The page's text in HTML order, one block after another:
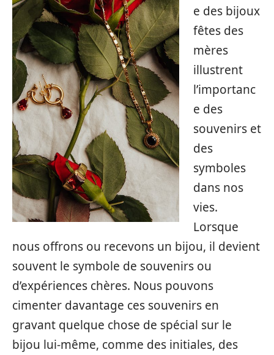
e des bijoux
fêtes des
mères
illustrent
l’importanc
e des
souvenirs et
des
symboles
dans nos
vies.
Lorsque
nous offrons ou recevons un bijou, il devient
souvent le symbole de souvenirs ou
d’expériences chères. Nous pouvons
cimenter davantage ces souvenirs en
gravant quelque chose de spécial sur le
bijou lui-même, comme des initiales, des